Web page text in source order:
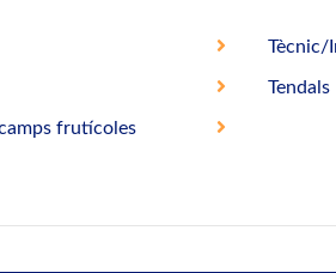
Tècnic/
Tendals
frutícoles